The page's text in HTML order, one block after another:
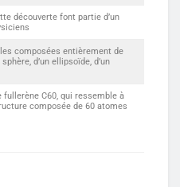
découverte font partie d’un
composées entièrement de
d’un ellipsoïde, d’un
C60, qui ressemble à
composée de 60 atomes